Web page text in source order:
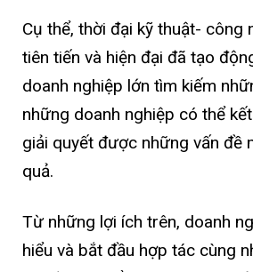
Cụ thể, thời đại kỹ thuật- công
tiên tiến và hiện đại đã tạo
doanh nghiệp lớn tìm kiếm
những doanh nghiệp có thể
giải quyết được những vấn đề
quả.
Từ những lợi ích trên, doanh
hiểu và bắt đầu hợp tác cùng